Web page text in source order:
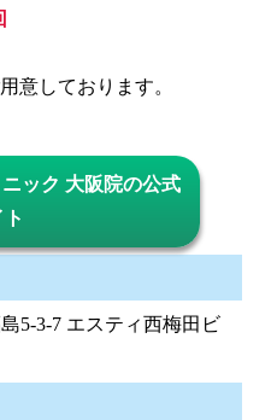
意しております。
ック 大阪院の公式
5-3-7 エスティ西梅田ビ